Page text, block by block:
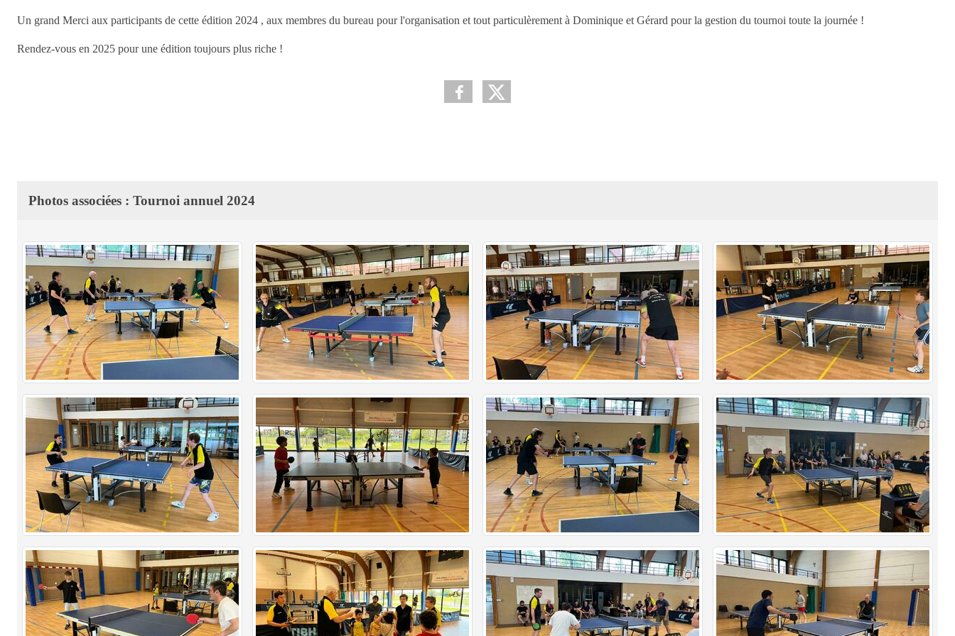
Un grand Merci aux participants de cette édition 2024 , aux membres du bureau pour l'organisation et tout particulèrement à Dominique et Gérard pour la gestion du tournoi toute la journée !
Rendez-vous en 2025 pour une édition toujours plus riche !
Photos associées : Tournoi annuel 2024